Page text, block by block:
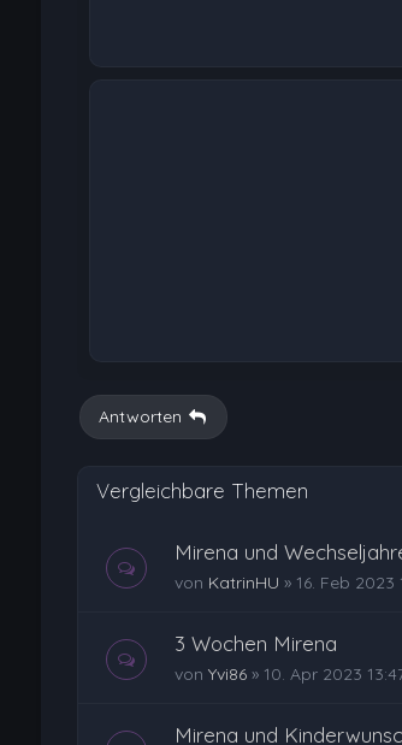
Antworten
Vergleichbare Themen
Mirena und
von KatrinHU » 16. Feb 2023
3 Wochen Mirena
von Yvi86» 10. Apr 2023
Mirena und